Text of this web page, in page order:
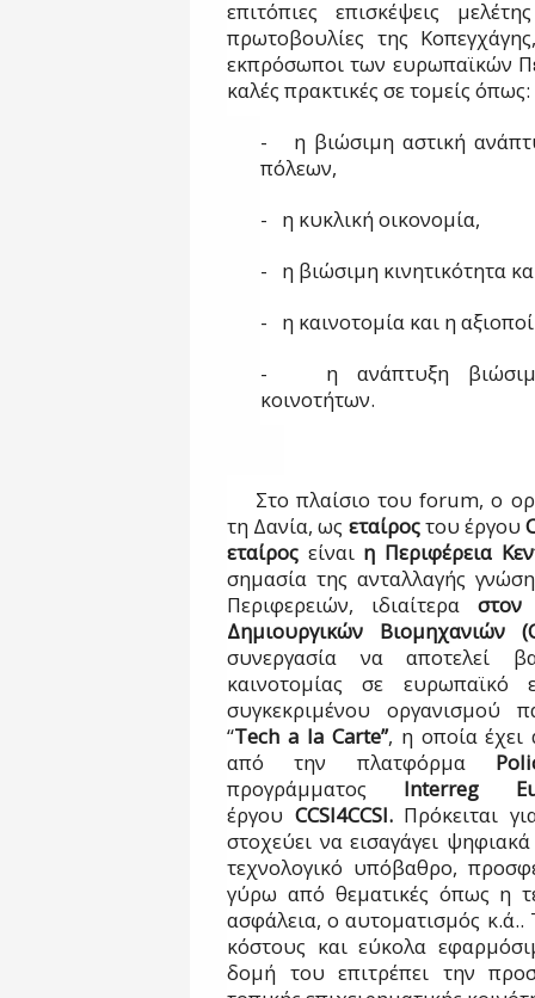
επιτόπιες επισκέψεις
πρωτοβουλίες της
εκπρόσωποι των ευρωπαϊκών
καλές πρακτικές σε τομείς όπως:
-
η βιώσιμη αστική
πόλεων,
-
η κυκλική οικονομία,
-
η βιώσιμη κινητικότητα
-
η καινοτομία και η
-
η ανάπτυξη
κοινοτήτων.
Στο πλαίσιο τουforum, ο
τη Δανία, ως εταίροςτου έργου
εταίρος είναι η Περιφέρεια
σημασία της ανταλλαγής
Περιφερειών, ιδιαίτερα στον
Δημιουργικών Βιομηχανιών (
συνεργασία να αποτελεί
καινοτομίας σε
συγκεκριμένου οργανισμού
“Tech a la Carte”, η οποία έχει
από την πλατφόρμα
προγράμματος Interreg
έργου CCSI4CCSI.Πρόκειται
στοχεύει να εισαγάγει
τεχνολογικό υπόβαθρο,
γύρω από θεματικές όπως η
ασφάλεια, ο αυτοματισμός
κόστους και εύκολα
δομή του επιτρέπει την